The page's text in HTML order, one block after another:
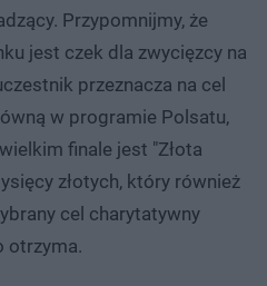
Przypomnijmy, że
jest czek dla zwycięzcy na
przeznacza na cel
w programie Polsatu,
finale jest "Złota
złotych, który również
cel charytatywny
otrzyma.